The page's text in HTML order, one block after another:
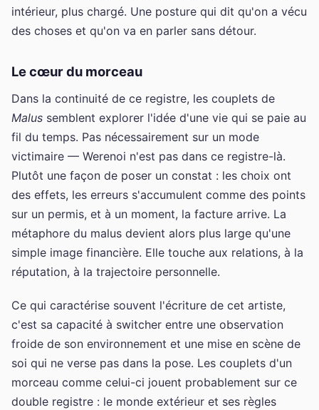
intérieur, plus chargé. Une posture qui dit qu'on a vécu
des choses et qu'on va en parler sans détour.
Le cœur du morceau
Dans la continuité de ce registre, les couplets de
Malus semblent explorer l'idée d'une vie qui se paie au
fil du temps. Pas nécessairement sur un mode
victimaire — Werenoi n'est pas dans ce registre-là.
Plutôt une façon de poser un constat : les choix ont
des effets, les erreurs s'accumulent comme des points
sur un permis, et à un moment, la facture arrive. La
métaphore du malus devient alors plus large qu'une
simple image financière. Elle touche aux relations, à la
réputation, à la trajectoire personnelle.
Ce qui caractérise souvent l'écriture de cet artiste,
c'est sa capacité à switcher entre une observation
froide de son environnement et une mise en scène de
soi qui ne verse pas dans la pose. Les couplets d'un
morceau comme celui-ci jouent probablement sur ce
double registre : le monde extérieur et ses règles